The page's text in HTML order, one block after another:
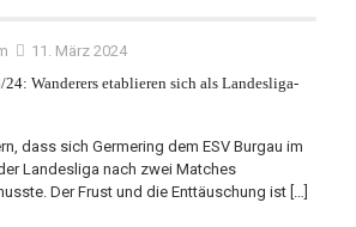
11. März 2024
Wanderers etablieren sich als Landesliga-
dass sich Germering dem ESV Burgau im
Landesliga nach zwei Matches
Der Frust und die Enttäuschung ist […]